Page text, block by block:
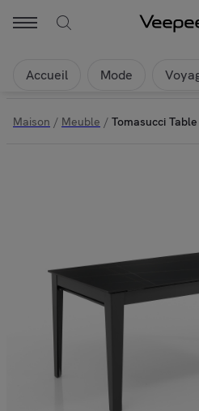
Accueil Mode
Maison / Meuble / Tomasucci